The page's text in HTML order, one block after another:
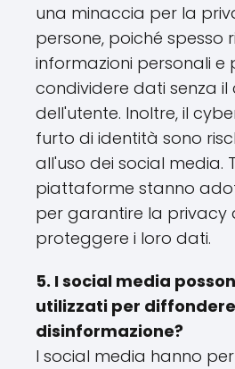
una minaccia per la
persone, poiché spesso
informazioni personali e
condividere dati senza il
dell'utente. Inoltre, il
furto di identità sono
all'uso dei social media.
piattaforme stanno
per garantire la privacy
proteggere i loro dati.
5. I social media
utilizzati per diffondere
disinformazione?
I social media hanno